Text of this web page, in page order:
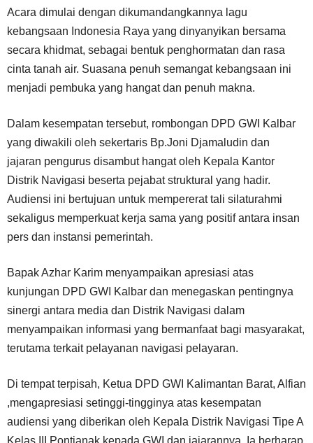
Acara dimulai dengan dikumandangkannya lagu
kebangsaan Indonesia Raya yang dinyanyikan bersama
secara khidmat, sebagai bentuk penghormatan dan rasa
cinta tanah air. Suasana penuh semangat kebangsaan ini
menjadi pembuka yang hangat dan penuh makna.
Dalam kesempatan tersebut, rombongan DPD GWI Kalbar
yang diwakili oleh sekertaris Bp.Joni Djamaludin dan
jajaran pengurus disambut hangat oleh Kepala Kantor
Distrik Navigasi beserta pejabat struktural yang hadir.
Audiensi ini bertujuan untuk mempererat tali silaturahmi
sekaligus memperkuat kerja sama yang positif antara insan
pers dan instansi pemerintah.
Bapak Azhar Karim menyampaikan apresiasi atas
kunjungan DPD GWI Kalbar dan menegaskan pentingnya
sinergi antara media dan Distrik Navigasi dalam
menyampaikan informasi yang bermanfaat bagi masyarakat,
terutama terkait pelayanan navigasi pelayaran.
Di tempat terpisah, Ketua DPD GWI Kalimantan Barat, Alfian
,mengapresiasi setinggi-tingginya atas kesempatan
audiensi yang diberikan oleh Kepala Distrik Navigasi Tipe A
Kelas III Pontianak kepada GWI dan jajarannya. Ia berharap